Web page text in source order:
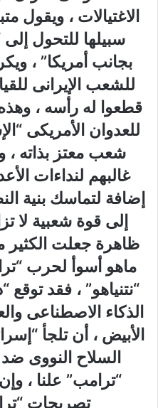
الاغتيالات ، ويقول
سبيلها للتحول
بجانب أمريكا” ،
للشعب الإيرانى
قطعوا له رأسه ،
للعدوان الأمريكى
شعب معتز بذاته ،
غالبهم لنداءات
إضافة لتماسك بنية
إلى قوة شعبية لا
ظاهرة جعلت الكثير
ماهو أسوأ لحرب
“نتنياهو” ، فقد
الذكاء الاصطناعى
الأبيض ، أن تلجأ
السلاح النووى
“ترامب” علنا ،
تصريحات